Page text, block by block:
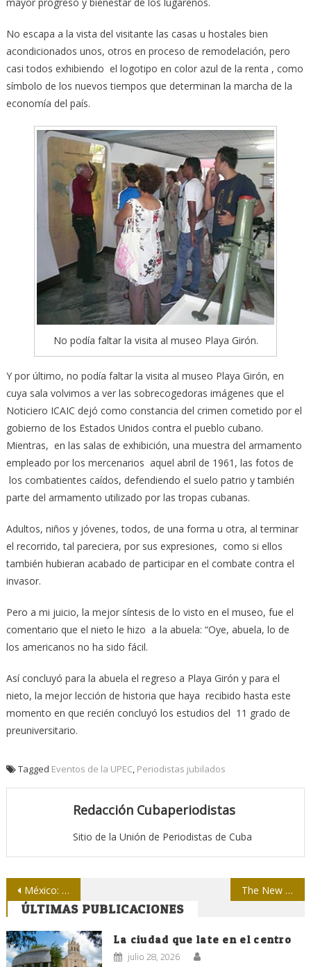
mayor progreso y bienestar de los lugareños.
No escapa a la vista del visitante las casas u hostales bien
acondicionados unos, otros en proceso de remodelación, pero
casi todos exhibiendo el logotipo en color azul de la renta , como
símbolo de los nuevos tiempos que determinan la marcha de la
economía del país.
No podía faltar la visita al museo Playa Girón.
Y por último, no podía faltar la visita al museo Playa Girón, en
cuya sala volvimos a ver las sobrecogedoras imágenes que el
Noticiero ICAIC dejó como constancia del crimen cometido por el
gobierno de los Estados Unidos contra el pueblo cubano.
Mientras, en las salas de exhibición, una muestra del armamento
empleado por los mercenarios aquel abril de 1961, las fotos de
los combatientes caídos, defendiendo el suelo patrio y también
parte del armamento utilizado por las tropas cubanas.
Adultos, niños y jóvenes, todos, de una forma u otra, al terminar
el recorrido, tal pareciera, por sus expresiones, como si ellos
también hubieran acabado de participar en el combate contra el
invasor.
Pero a mi juicio, la mejor síntesis de lo visto en el museo, fue el
comentario que el nieto le hizo a la abuela: “Oye, abuela, lo de
los americanos no ha sido fácil.
Así concluyó para la abuela el regreso a Playa Girón y para el
nieto, la mejor lección de historia que haya recibido hasta este
momento en que recién concluyó los estudios del 11 grado de
preuniversitario.
Tagged Eventos de la UPEC, Periodistas jubilados
Redacción Cubaperiodistas
Sitio de la Unión de Periodistas de Cuba
Navegación
de
entradas
México: Agreden a reportero de Reforma hasta dejarlo inconsciente The New York Times: Aplauso a su editorial
ÚLTIMAS PUBLICACIONES
La ciudad que late en el centro
julio 28, 2026